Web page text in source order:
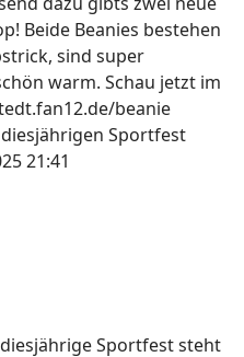
Beide Beanies bestehen
sind super
warm. Schau jetzt im
beanie
Sportfest
21:41
Sportfest steht